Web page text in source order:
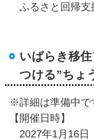
ふるさと回帰支
いばらき移
つける”ちょ
※詳細は準備中で
【開催日時】
2027年1月16日